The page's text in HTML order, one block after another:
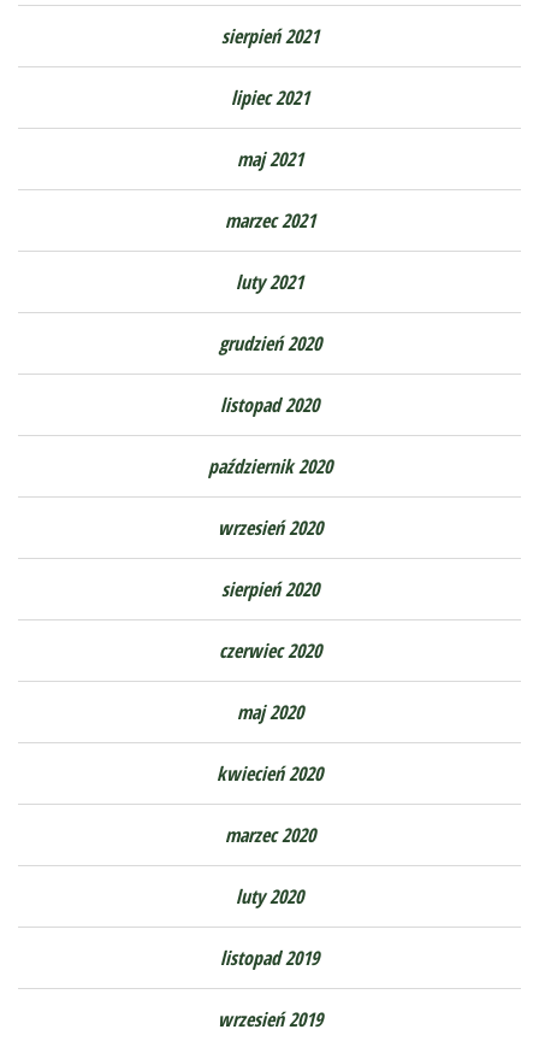
sierpień 2021
lipiec 2021
maj 2021
marzec 2021
luty 2021
grudzień 2020
listopad 2020
październik 2020
wrzesień 2020
sierpień 2020
czerwiec 2020
maj 2020
kwiecień 2020
marzec 2020
luty 2020
listopad 2019
wrzesień 2019